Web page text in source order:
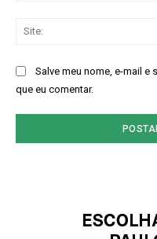
Salve meu nome, e-mail e
que eu comentar.